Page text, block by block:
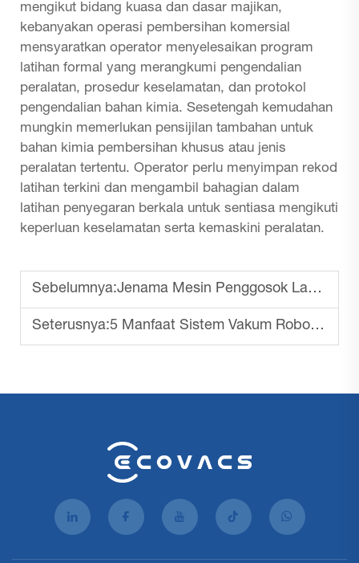
mengikut bidang kuasa dan dasar majikan,
kebanyakan operasi pembersihan komersial
mensyaratkan operator menyelesaikan program
latihan formal yang merangkumi pengendalian
peralatan, prosedur keselamatan, dan protokol
pengendalian bahan kimia. Sesetengah kemudahan
mungkin memerlukan pensijilan tambahan untuk
bahan kimia pembersihan khusus atau jenis
peralatan tertentu. Operator perlu menyimpan rekod
latihan terkini dan mengambil bahagian dalam
latihan penyegaran berkala untuk sentiasa mengikuti
keperluan keselamatan serta kemaskini peralatan.
Sebelumnya:Jenama Mesin Penggosok Lantai Komersial Terbaik
Seterusnya:5 Manfaat Sistem Vakum Robot Industri